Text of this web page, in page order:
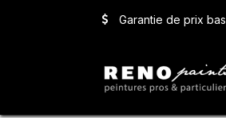
Garantie de prix bas